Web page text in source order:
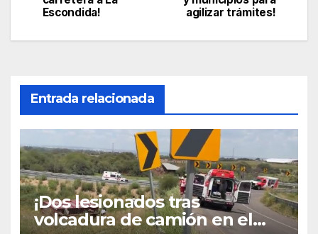
agilizar trámites!
Escondida!
Entrada relacionada
¡Dos lesionados tras
volcadura de camión en el